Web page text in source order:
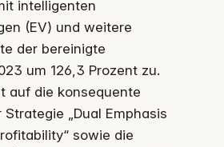
intelligenten
(EV) und weitere
der bereinigte
um 126,3 Prozent zu.
auf die konsequente
„Dual Emphasis
sowie die